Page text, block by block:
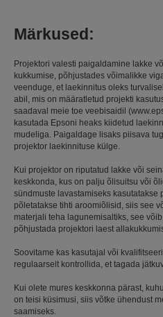
Märkused:
Projektori valesti paigaldamine lakke
kukkumise, põhjustades võimalikke
veenduge, et laekinnitus oleks
abil, mis on määratletud projekti
saadaval meie toe veebisaidil
kasutada Epsoni heaks kiidetud
mudeliga. Paigaldage lisaks piisava
projektor laekinnituse külge.
Kui projektor on riputatud lakke või
keskkonda, kus on palju õlisuitsu või
sündmuste lavastamiseks kasutatakse
põletatakse tihti aroomiõlisid, siis see
materjali teha lagunemisaltiks, see
põhjustada projektori laest
Soovitame kas kasutajal või
regulaarselt kontrollida, et tagada
Kui olete mures keskkonna pärast,
on teisi küsimusi, siis võtke ühendust
saamiseks.